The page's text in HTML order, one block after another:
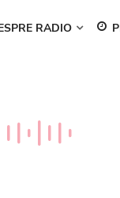
RADIO